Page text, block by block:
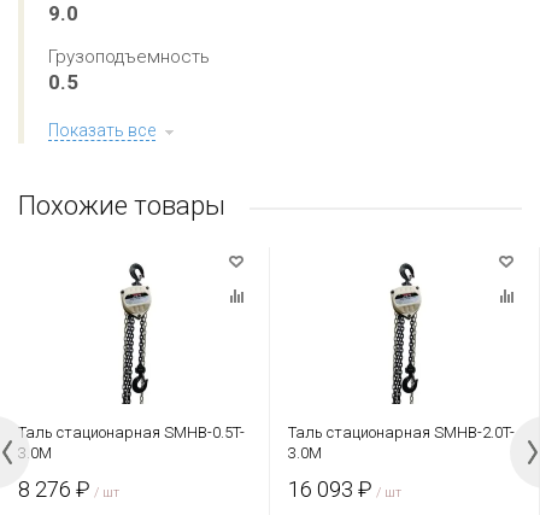
9.0
Грузоподъемность
0.5
Показать все
Похожие товары
Таль стационарная SMHB-0.5T-
3.0M
8 276 ₽ / шт
Таль стационарная SMHB-2.0T-
3.0M
16 093 ₽ / шт